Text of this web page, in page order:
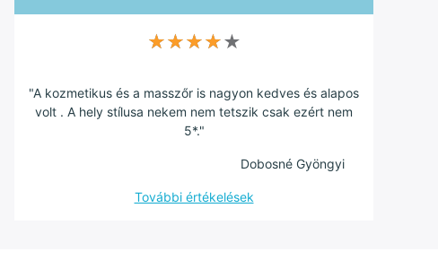
★★★★★
★★★★★
"A kozmetikus és a masszőr is nagyon kedves és alapos
volt . A hely stílusa nekem nem tetszik csak ezért nem
5*."
Dobosné Gyöngyi
További értékelések